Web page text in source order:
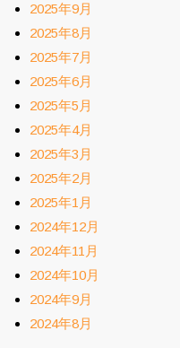
2025年9月
2025年8月
2025年7月
2025年6月
2025年5月
2025年4月
2025年3月
2025年2月
2025年1月
2024年12月
2024年11月
2024年10月
2024年9月
2024年8月